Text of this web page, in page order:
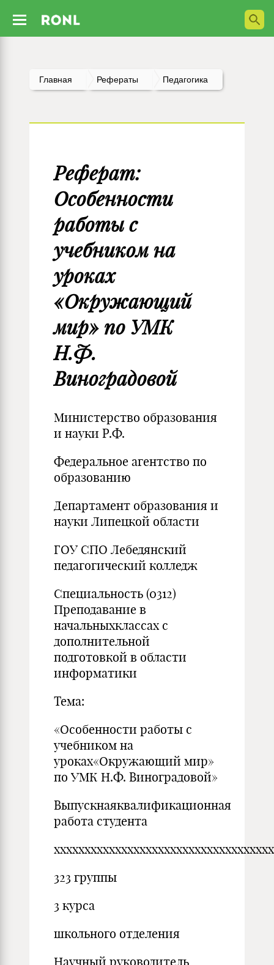
Главная Рефераты Педагогика
Реферат:
Особенности
работы с
учебником на
уроках
«Окружающий
мир» по УМК
Н.Ф.
Виноградовой
Министерство образования
и науки Р.Ф.
Федеральное агентство по
образованию
Департамент образования и
науки Липецкой области
ГОУ СПО Лебедянский
педагогический колледж
Специальность (0312)
Преподавание в
начальныхклассах с
дополнительной
подготовкой в области
информатики
Тема:
«Особенности работы с
учебником на
уроках«Окружающий мир»
по УМК Н.Ф. Виноградовой»
Выпускнаяквалификационная
работа студента
323 группы
3 курса
школьного отделения
Научный руководитель